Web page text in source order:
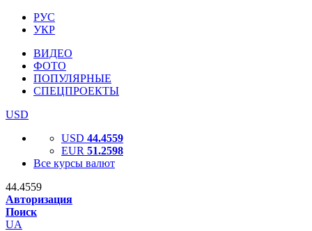
РУС
УКР
ВИДЕО
ФОТО
ПОПУЛЯРНЫЕ
СПЕЦПРОЕКТЫ
USD
USD 44.4559
EUR 51.2598
Все курсы валют
44.4559
Авторизация
Поиск
UA